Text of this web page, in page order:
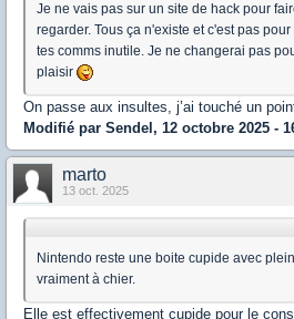
Je ne vais pas sur un site de hack pour
regarder. Tous ça n'existe et c'est pas
tes comms inutile. Je ne changerai pas
plaisir
On passe aux insultes, j’ai touché un
Modifié par Sendel, 12 octobre 2025 -
marto
13 oct. 2025
Nintendo reste une boite cupide avec
vraiment à chier.
Elle est effectivement cupide pour le